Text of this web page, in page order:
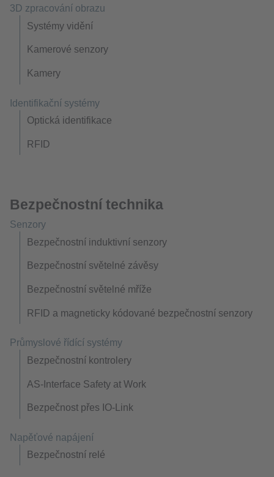
3D zpracování obrazu
Systémy vidění
Kamerové senzory
Kamery
Identifikační systémy
Optická identifikace
RFID
Bezpečnostní technika
Senzory
Bezpečnostní induktivní senzory
Bezpečnostní světelné závěsy
Bezpečnostní světelné mříže
RFID a magneticky kódované bezpečnostní senzory
Průmyslové řídící systémy
Bezpečnostní kontrolery
AS-Interface Safety at Work
Bezpečnost přes IO-Link
Napěťové napájení
Bezpečnostní relé